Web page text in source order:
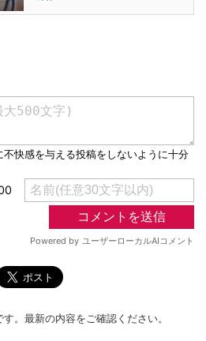
。最新の内容をご確認ください。